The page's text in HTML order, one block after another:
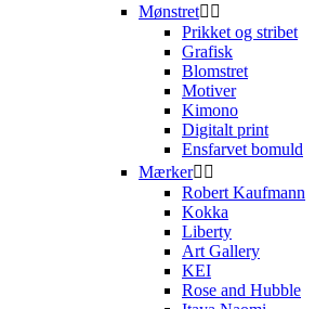
Mønstret 
Prikket og stribet
Grafisk
Blomstret
Motiver
Kimono
Digitalt print
Ensfarvet bomuld
Mærker 
Robert Kaufmann
Kokka
Liberty
Art Gallery
KEI
Rose and Hubble